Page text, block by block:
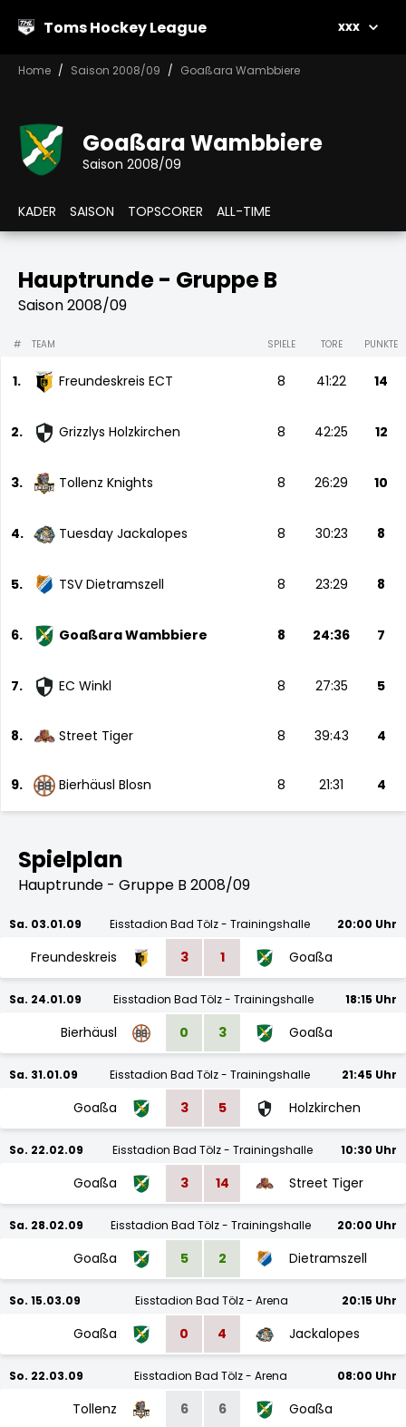
Toms Hockey League xxx
Home Saison 2008/09 Goaßara Wambbiere
Goaßara Wambbiere
Saison 2008/09
KADER SAISON TOPSCORER ALL-TIME
Hauptrunde - Gruppe B
Saison 2008/09
# TEAM SPIELE TORE PUNKTE
1. Freundeskreis ECT 8 41:22 14
2. Grizzlys Holzkirchen 8 42:25 12
3. Tollenz Knights 8 26:29 10
4. Tuesday Jackalopes 8 30:23 8
5. TSV Dietramszell 8 23:29 8
6. Goaßara Wambbiere 8 24:36 7
7. EC Winkl 8 27:35 5
8. Street Tiger 8 39:43 4
9. Bierhäusl Blosn 8 21:31 4
Spielplan
Hauptrunde - Gruppe B 2008/09
Sa. 03.01.09 Eisstadion Bad Tölz - Trainingshalle 20:00 Uhr
Freundeskreis 3 1 Goaßa
Sa. 24.01.09 Eisstadion Bad Tölz - Trainingshalle 18:15 Uhr
Bierhäusl 0 3 Goaßa
Sa. 31.01.09 Eisstadion Bad Tölz - Trainingshalle 21:45 Uhr
Goaßa 3 5 Holzkirchen
So. 22.02.09 Eisstadion Bad Tölz - Trainingshalle 10:30 Uhr
Goaßa 3 14 Street Tiger
Sa. 28.02.09 Eisstadion Bad Tölz - Trainingshalle 20:00 Uhr
Goaßa 5 2 Dietramszell
So. 15.03.09 Eisstadion Bad Tölz - Arena 20:15 Uhr
Goaßa 0 4 Jackalopes
So. 22.03.09 Eisstadion Bad Tölz - Arena 08:00 Uhr
Tollenz 6 6 Goaßa